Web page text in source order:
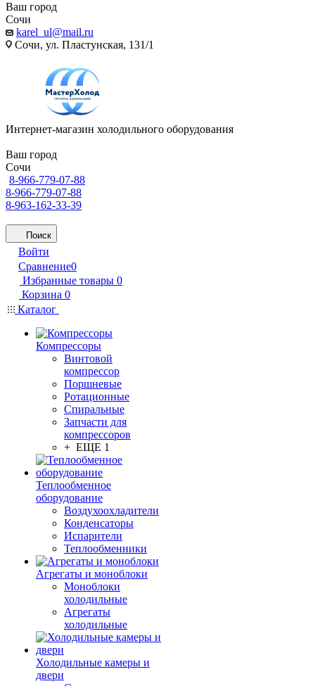
Ваш город
Сочи
karel_ul@mail.ru
Сочи, ул. Пластунская, 131/1
Интернет-магазин холодильного оборудования
Ваш город
Сочи
8-966-779-07-88
8-966-779-07-88
8-963-162-33-39
Поиск
Войти
Сравнение0
Избранные товары 0
Корзина 0
Каталог
Компрессоры
Винтовой
компрессор
Поршневые
Ротационные
Спиральные
Запчасти для
компрессоров
+ ЕЩЕ 1
Теплообменное
оборудование
Воздухоохладители
Конденсаторы
Испарители
Теплообменники
Агрегаты и моноблоки
Моноблоки
холодильные
Агрегаты
холодильные
Холодильные камеры и
двери